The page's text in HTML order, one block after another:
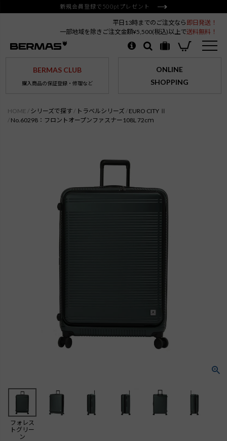
新規会員登録で500ptプレゼント
平日13時までのご注文なら 即日発送！
一部地域を除きご注文金額¥5,500(税込)以上で送料無料！
BERMAS CLUB
購入商品の保証登録・修理など
ONLINE
SHOPPING
HOME シリーズで探す トラベルシリーズ
EURO CITY Ⅱ
No.60298：フロントオープンファスナー108L 72cｍ
フォレス
トグリー
ン